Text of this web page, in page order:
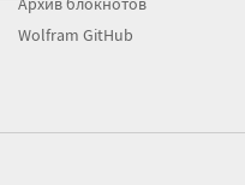
Wolfram GitHub